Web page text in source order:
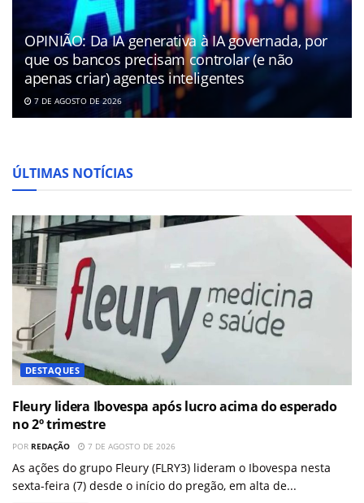
OPINIÃO: Da IA generativa à IA governada, por
que os bancos precisam controlar (e não
apenas criar) agentes inteligentes
7 DE AGOSTO DE 2026
ÚLTIMAS NOTÍCIAS
DESTAQUES
Fleury lidera Ibovespa após lucro acima do esperado
no 2º trimestre
POR REDAÇÃO 7 DE AGOSTO DE 2026
As ações do grupo Fleury (FLRY3) lideram o Ibovespa nesta
sexta-feira (7) desde o início do pregão, em alta de...